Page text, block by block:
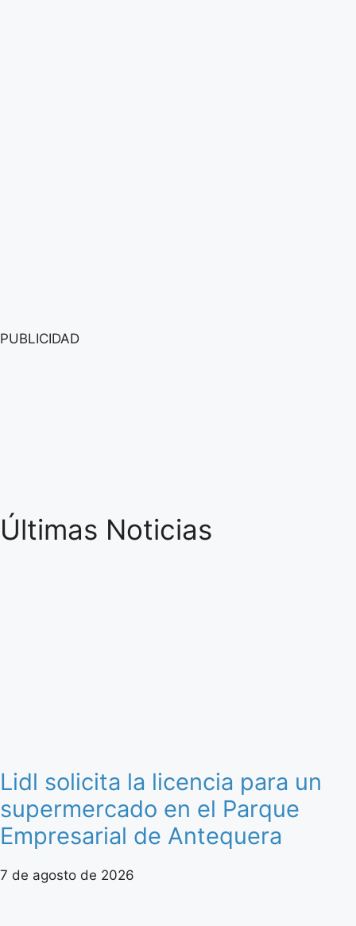
PUBLICIDAD
Últimas Noticias
Lidl solicita la licencia para un
supermercado en el Parque
Empresarial de Antequera
7 de agosto de 2026